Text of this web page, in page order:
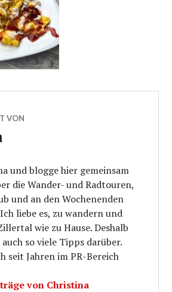
VON
und blogge hier gemeinsam
die Wander- und Radtouren,
und an den Wochenenden
liebe es, zu wandern und
wie zu Hause. Deshalb
so viele Tipps darüber.
seit Jahren im PR-Bereich
von Christina